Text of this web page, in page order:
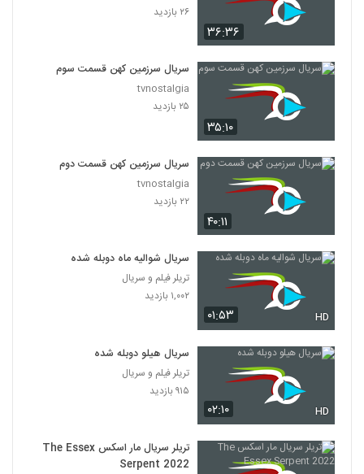
۳۶:۳۶
۲۶ بازدید
۳۵:۱۰
سریال سرزمین کهن قسمت سوم
tvnostalgia
۲۵ بازدید
۴۰:۱۱
سریال سرزمین کهن قسمت دوم
tvnostalgia
۲۲ بازدید
۰۱:۵۳ HD
سریال شوالیه ماه دوبله شده
تریلر فیلم و سریال
۱,۰۰۲ بازدید
۰۲:۱۰ HD
سریال هیلو دوبله شده
تریلر فیلم و سریال
۹۱۵ بازدید
تریلر سریال مار اسکس The Essex
Serpent 2022